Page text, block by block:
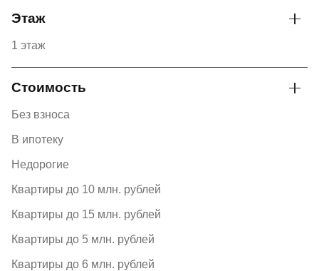
Этаж
1 этаж
Стоимость
Без взноса
В ипотеку
Недорогие
Квартиры до 10 млн. рублей
Квартиры до 15 млн. рублей
Квартиры до 5 млн. рублей
Квартиры до 6 млн. рублей